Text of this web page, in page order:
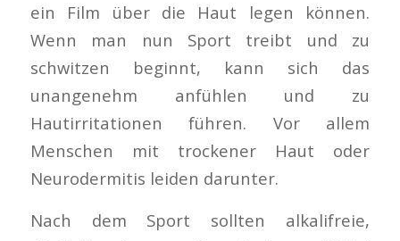
ein Film über die Haut legen können.
Wenn man nun Sport treibt und zu
schwitzen beginnt, kann sich das
unangenehm anfühlen und zu
Hautirritationen führen. Vor allem
Menschen mit trockener Haut oder
Neurodermitis leiden darunter.
Nach dem Sport sollten alkalifreie,